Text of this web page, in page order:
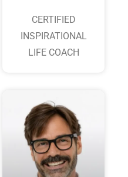
CERTIFIED
INSPIRATIONAL
LIFE COACH